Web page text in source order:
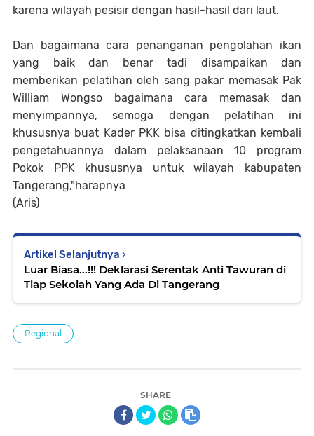
karena wilayah pesisir dengan hasil-hasil dari laut.
Dan bagaimana cara penanganan pengolahan ikan
yang baik dan benar tadi disampaikan dan
memberikan pelatihan oleh sang pakar memasak Pak
William Wongso bagaimana cara memasak dan
menyimpannya, semoga dengan pelatihan ini
khususnya buat Kader PKK bisa ditingkatkan kembali
pengetahuannya dalam pelaksanaan 10 program
Pokok PPK khususnya untuk wilayah kabupaten
Tangerang,"harapnya
(Aris)
Artikel Selanjutnya
Luar Biasa...!!! Deklarasi Serentak Anti Tawuran di
Tiap Sekolah Yang Ada Di Tangerang
Regional
SHARE